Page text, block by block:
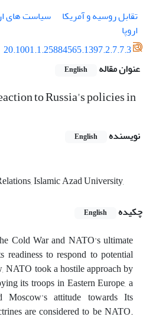
تقابل روسیه و آمریکا
سیاست های
اروپا
20.1001.1.25884565.1397.2.7.7.3
عنوان مقاله
English
to Russia's policies in
نویسنده English
Islamic Azad University,
چکیده
English
Cold War and NATO's ultimate
readiness to respond to potential
NATO took a hostile approach by
its troops in Eastern Europe, a
Moscow's attitude towards Its
are considered to be NATO.